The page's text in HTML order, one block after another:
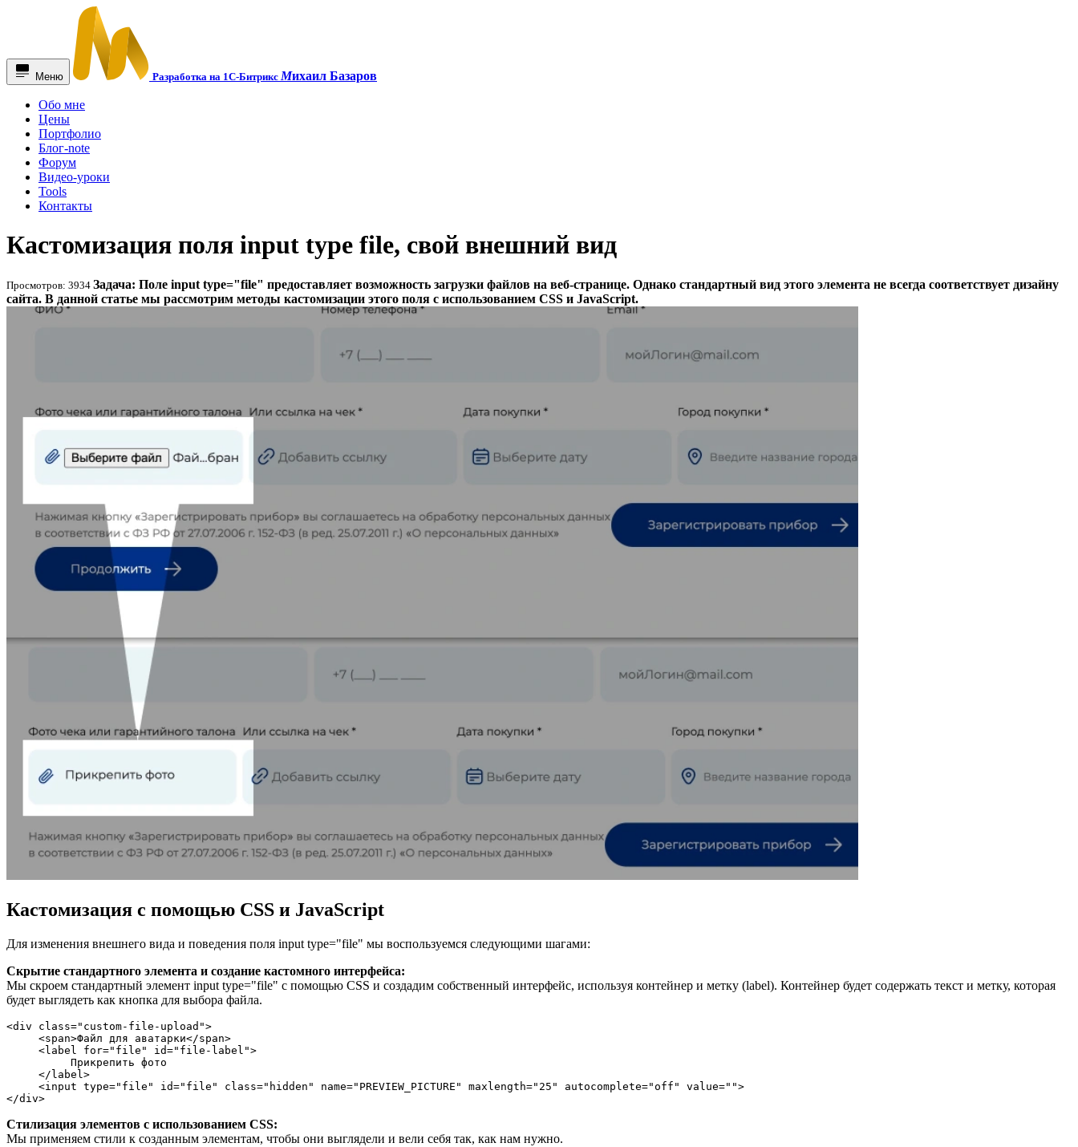
Меню Разработка на 1С-БитриксМихаил Базаров
Обо мне
Цены
Портфолио
Блог-note
Форум
Видео-уроки
Tools
Контакты
Кастомизация поля input type file, свой внешний вид
Просмотров: 3934 Задача: Поле input type="file" предоставляет возможность загрузки файлов на веб-странице. Однако стандартный вид этого элемента не всегда соответствует дизайну
сайта. В данной статье мы рассмотрим методы кастомизации этого поля с использованием CSS и JavaScript.
Кастомизация с помощью CSS и JavaScript
Для изменения внешнего вида и поведения поля input type="file" мы воспользуемся следующими шагами:
Скрытие стандартного элемента и создание кастомного интерфейса:
Мы скроем стандартный элемент input type="file" с помощью CSS и создадим собственный интерфейс, используя контейнер и метку (label). Контейнер будет содержать текст и метку, которая
будет выглядеть как кнопка для выбора файла.
<div class="custom-file-upload">
     <span>Файл для аватарки</span>
     <label for="file" id="file-label">
          Прикрепить фото
     </label>
     <input type="file" id="file" class="hidden" name="PREVIEW_PICTURE" maxlength="25" autocomplete="off" value="">
Стилизация элементов с использованием CSS:
Мы применяем стили к созданным элементам, чтобы они выглядели и вели себя так, как нам нужно.